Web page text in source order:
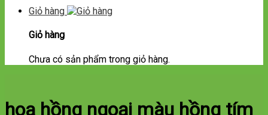
Giỏ hàng
Giỏ hàng
Chưa có sản phẩm trong giỏ hàng.
hoa hồng ngoại màu hồng tím